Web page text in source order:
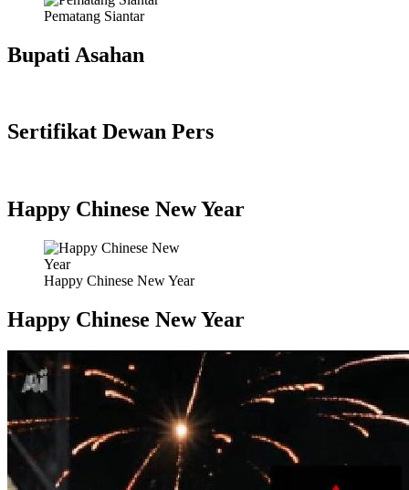
Pematang Siantar
Bupati Asahan
Sertifikat Dewan Pers
Happy Chinese New Year
Happy Chinese New Year
Happy Chinese New Year